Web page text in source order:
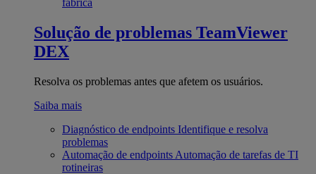
fábrica
Solução de problemas TeamViewer
DEX
Resolva os problemas antes que afetem os usuários.
Saiba mais
Diagnóstico de endpoints Identifique e resolva
problemas
Automação de endpoints Automação de tarefas de TI
rotineiras